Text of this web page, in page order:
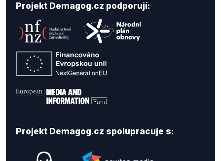
Projekt Demagog.cz podporují:
Projekt Demagog.cz spolupracuje s: